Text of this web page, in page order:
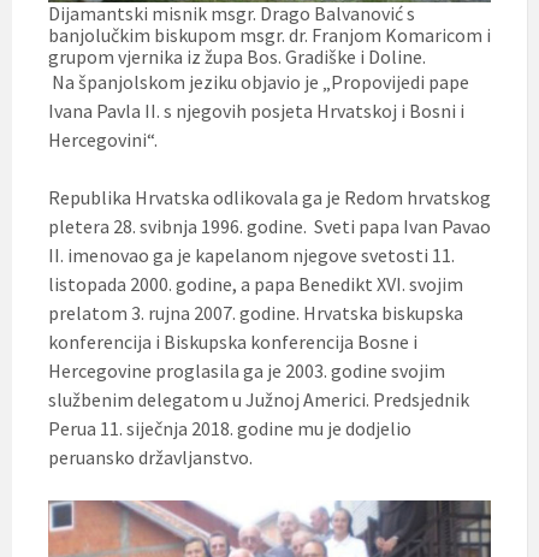
Dijamantski misnik msgr. Drago Balvanović s
banjolučkim biskupom msgr. dr. Franjom Komaricom i
grupom vjernika iz župa Bos. Gradiške i Doline.
Na španjolskom jeziku objavio je „Propovijedi pape
Ivana Pavla II. s njegovih posjeta Hrvatskoj i Bosni i
Hercegovini“.
Republika Hrvatska odlikovala ga je Redom hrvatskog
pletera 28. svibnja 1996. godine. Sveti papa Ivan Pavao
II. imenovao ga je kapelanom njegove svetosti 11.
listopada 2000. godine, a papa Benedikt XVI. svojim
prelatom 3. rujna 2007. godine. Hrvatska biskupska
konferencija i Biskupska konferencija Bosne i
Hercegovine proglasila ga je 2003. godine svojim
službenim delegatom u Južnoj Americi. Predsjednik
Perua 11. siječnja 2018. godine mu je dodjelio
peruansko državljanstvo.